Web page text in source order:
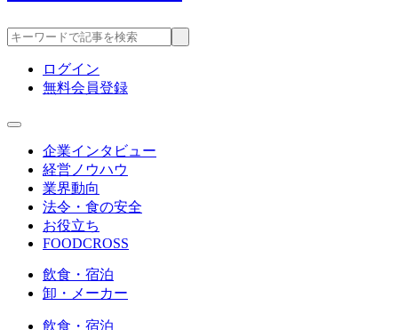
ログイン
無料会員登録
企業インタビュー
経営ノウハウ
業界動向
法令・食の安全
お役立ち
FOODCROSS
飲食・宿泊
卸・メーカー
飲食・宿泊